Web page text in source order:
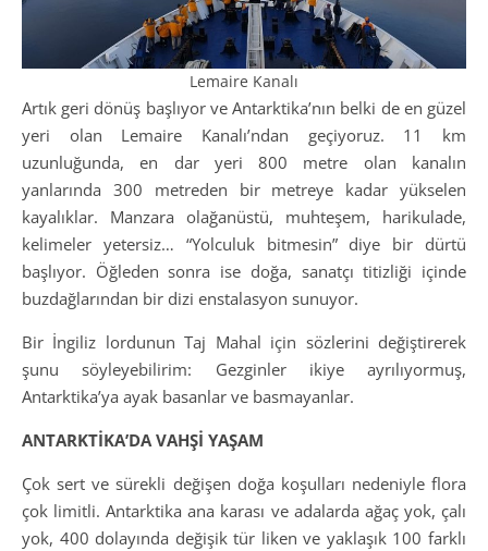
Lemaire Kanalı
Artık geri dönüş başlıyor ve Antarktika’nın belki de en güzel
yeri olan Lemaire Kanalı’ndan geçiyoruz. 11 km
uzunluğunda, en dar yeri 800 metre olan kanalın
yanlarında 300 metreden bir metreye kadar yükselen
kayalıklar. Manzara olağanüstü, muhteşem, harikulade,
kelimeler yetersiz… “Yolculuk bitmesin” diye bir dürtü
başlıyor. Öğleden sonra ise doğa, sanatçı titizliği içinde
buzdağlarından bir dizi enstalasyon sunuyor.
Bir İngiliz lordunun Taj Mahal için sözlerini değiştirerek
şunu söyleyebilirim: Gezginler ikiye ayrılıyormuş,
Antarktika’ya ayak basanlar ve basmayanlar.
ANTARKTİKA’DA VAHŞİ YAŞAM
Çok sert ve sürekli değişen doğa koşulları nedeniyle flora
çok limitli. Antarktika ana karası ve adalarda ağaç yok, çalı
yok, 400 dolayında değişik tür liken ve yaklaşık 100 farklı